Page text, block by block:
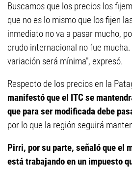
Buscamos que los precios los
que no es lo mismo que los fijen
inmediato no va a pasar mucho,
crudo internacional no fue mucha.
variación será mínima", expresó.
Respecto de los precios en la
manifestó que el ITC se
que para ser modificada debe
por lo que la región seguirá
Pirri, por su parte, señaló que el
está trabajando en un impuesto